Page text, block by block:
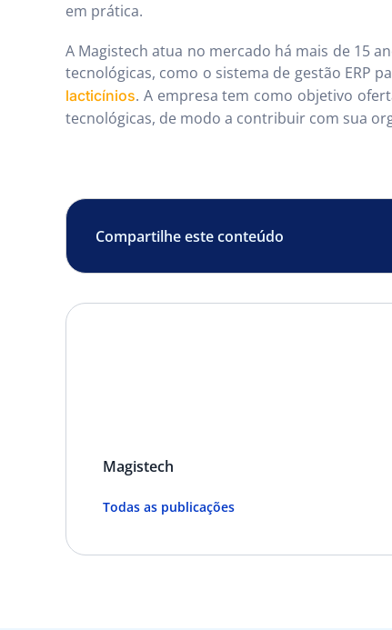
em prática.
A Magistech atua no mercado há mais de 15
tecnológicas, como o sistema de gestão ERP
lacticínios. A empresa tem como objetivo
tecnológicas, de modo a contribuir com sua
Compartilhe este conteúdo
Magistech
Todas as publicações